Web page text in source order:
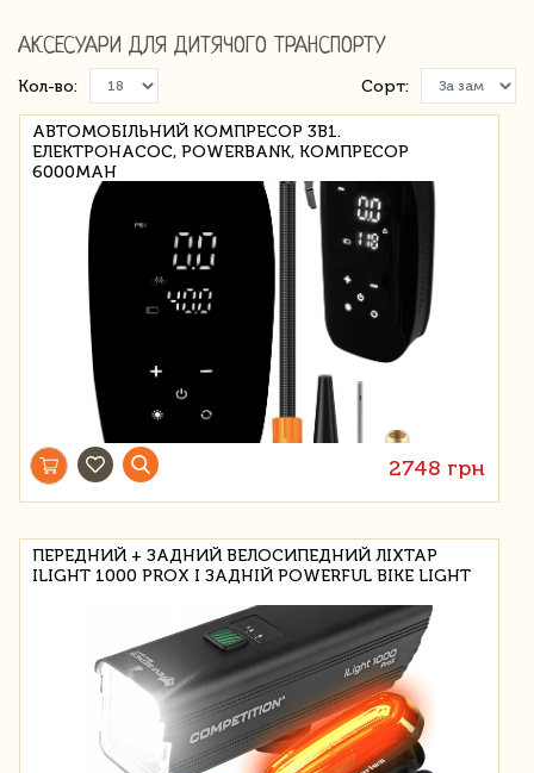
АКСЕСУАРИ ДЛЯ ДИТЯЧОГО ТРАНСПОРТУ
Кол-во: Сорт:
АВТОМОБІЛЬНИЙ КОМПРЕСОР 3В1.
ЕЛЕКТРОНАСОС, POWERBANK, КОМПРЕСОР
6000MAH
2748 грн
ПЕРЕДНИЙ + ЗАДНИЙ ВЕЛОСИПЕДНИЙ ЛІХТАР
ILIGHT 1000 PROX І ЗАДНІЙ POWERFUL BIKE LIGHT